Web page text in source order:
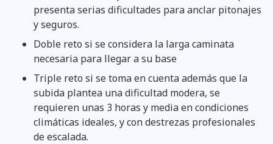
presenta serias dificultades para anclar pitonajes
y seguros.
Doble reto si se considera la larga caminata
necesaria para llegar a su base
Triple reto si se toma en cuenta además que la
subida plantea una dificultad modera, se
requieren unas 3 horas y media en condiciones
climáticas ideales, y con destrezas profesionales
de escalada.